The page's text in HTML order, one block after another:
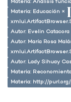
Materia: Análisis
Materia: Educación ×
Autor: Evelin
Autor: María Rosa
Autor: Lady Sihuay
Materia:
Materia: http://